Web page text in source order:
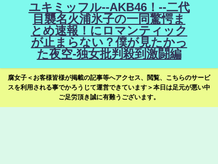
ユキミッフル--AKB46！--二代
目襲名火浦氷子の一同驚愕ま
とめ速報！にロマンティック
が止まらない？僕が見たかっ
た夜空-独女批判殺到激闘編
腐女子＜お客様皆様が掲載の記事等へアクセス、閲覧、こちらのサービ
スを利用される事でかろうじて運営できています＞本日は足元が悪い中
ご足労頂き誠に有難うございます。